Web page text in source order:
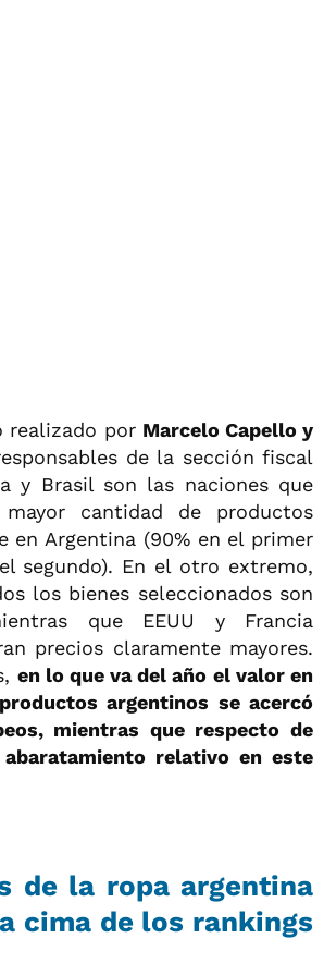
realizado por Marcelo Capello y
de la sección fiscal
y Brasil son las naciones que
cantidad de productos
en Argentina (90% en el primer
segundo). En el otro extremo,
los bienes seleccionados son
que EEUU y Francia
precios claramente mayores.
en lo que va del año el valor en
argentinos se acercó
mientras que respecto de
relativo en este
de la ropa argentina
cima de los rankings